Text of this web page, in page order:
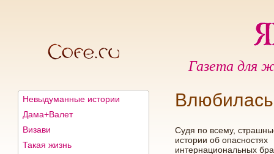
Газета для
Невыдуманные истории
Дама+Валет
Визави
Такая жизнь
Судя по всему,
истории об опасностях
интернациональных